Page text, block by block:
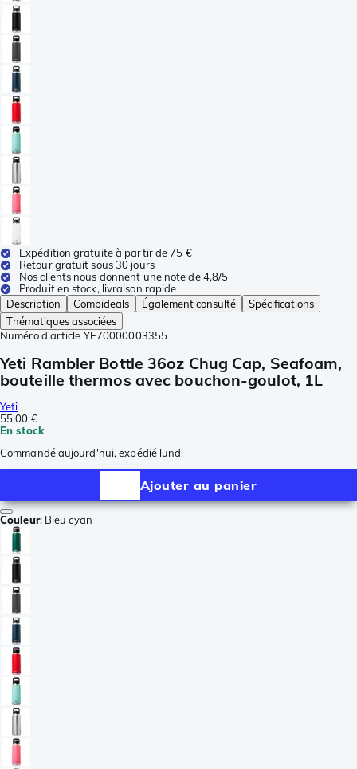
Expédition gratuite à partir de 75 €
Retour gratuit sous 30 jours
Nos clients nous donnent une note de 4,8/5
Produit en stock, livraison rapide
Description
Combideals Également consulté
Spécifications
Thématiques associées
Numéro d'article YE70000003355
Yeti Rambler Bottle 36oz Chug Cap, Seafoam,
bouteille thermos avec bouchon-goulot, 1L
Yeti
55,00 €
En stock
Commandé aujourd'hui, expédié lundi
Ajouter au panier
Couleur: Bleu cyan